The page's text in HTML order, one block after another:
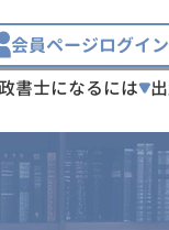
会員ページログイン
書士になるには